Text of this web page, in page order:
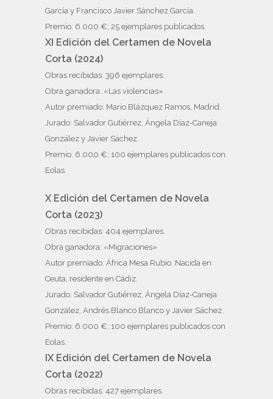
García y Francisco Javier Sánchez García.
Premio: 6.000 €; 25 ejemplares publicados.
XI Edición del Certamen de Novela
Corta (2024)
Obras recibidas: 396 ejemplares.
Obra ganadora: «Las violencias»
Autor premiado: Mario Blázquez Ramos, Madrid.
Jurado: Salvador Gutiérrez, Ángela Díaz-Caneja
González y Javier Sáchez.
Premio: 6.000 €; 100 ejemplares publicados con
Eolas.
X Edición del Certamen de Novela
Corta (2023)
Obras recibidas: 404 ejemplares.
Obra ganadora: «Migraciones»
Autor premiado: África Mesa Rubio. Nacida en
Ceuta, residente en Cádiz.
Jurado: Salvador Gutiérrez, Ángela Díaz-Caneja
González, Andrés Blanco Blanco y Javier Sáchez.
Premio: 6.000 €; 100 ejemplares publicados con
Eolas.
IX Edición del Certamen de Novela
Corta (2022)
Obras recibidas: 427 ejemplares.